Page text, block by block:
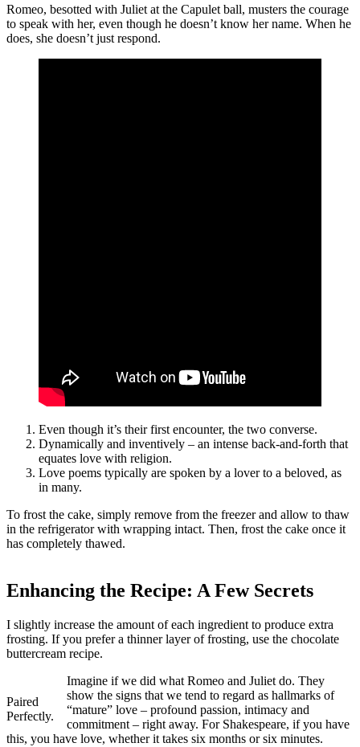
Romeo, besotted with Juliet at the Capulet ball, musters the courage
to speak with her, even though he doesn’t know her name. When he
does, she doesn’t just respond.
Even though it’s their first encounter, the two converse.
Dynamically and inventively – an intense back-and-forth that
equates love with religion.
Love poems typically are spoken by a lover to a beloved, as
in many.
To frost the cake, simply remove from the freezer and allow to thaw
in the refrigerator with wrapping intact. Then, frost the cake once it
has completely thawed.
Enhancing the Recipe: A Few Secrets
I slightly increase the amount of each ingredient to produce extra
frosting. If you prefer a thinner layer of frosting, use the chocolate
buttercream recipe.
Paired
Perfectly.
Imagine if we did what Romeo and Juliet do. They
show the signs that we tend to regard as hallmarks of
“mature” love – profound passion, intimacy and
commitment – right away. For Shakespeare, if you have
this, you have love, whether it takes six months or six minutes.